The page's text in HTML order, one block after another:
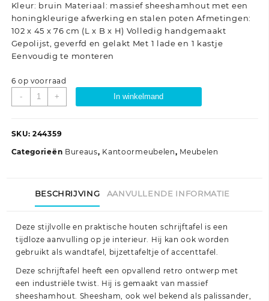
Kleur: bruin Materiaal: massief sheeshamhout met een
honingkleurige afwerking en stalen poten Afmetingen:
102 x 45 x 76 cm (L x B x H) Volledig handgemaakt
Gepolijst, geverfd en gelakt Met 1 lade en 1 kastje
Eenvoudig te monteren
6 op voorraad
-
Schrijftafel
met
lade
1
sheeshamhout
aantal
+ In winkelmand
SKU: 244359
Categorieën Bureaus, Kantoormeubelen, Meubelen
BESCHRIJVING AANVULLENDE INFORMATIE
Deze stijlvolle en praktische houten schrijftafel is een
tijdloze aanvulling op je interieur. Hij kan ook worden
gebruikt als wandtafel, bijzettafeltje of accenttafel.
Deze schrijftafel heeft een opvallend retro ontwerp met
een industriële twist. Hij is gemaakt van massief
sheeshamhout. Sheesham, ook wel bekend als palissander,